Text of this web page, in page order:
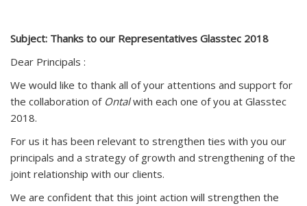
Subject: Thanks to our Representatives Glasstec 2018
Dear Principals :
We would like to thank all of your attentions and support for
the collaboration of Ontalwith each one of you at Glasstec
2018.
For us it has been relevant to strengthen ties with you our
principals and a strategy of growth and strengthening of the
joint relationship with our clients.
We are confident that this joint action will strengthen the